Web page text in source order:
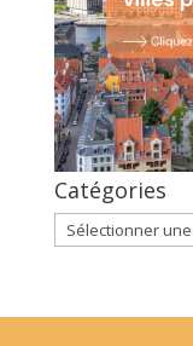
Catégories
Catégories